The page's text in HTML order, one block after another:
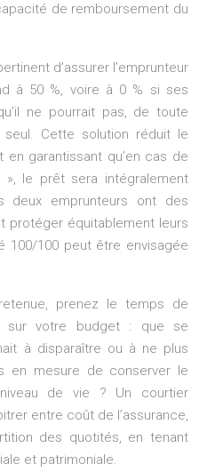
de remboursement du
d’assurer l’emprunteur
à 50 %, voire à 0 % si ses
ne pourrait pas, de toute
seul. Cette solution réduit le
en garantissant qu’en cas de
le prêt sera intégralement
deux emprunteurs ont des
protéger équitablement leurs
100/100 peut être envisagée
prenez le temps de
sur votre budget : que se
à disparaître ou à ne plus
en mesure de conserver le
de vie ? Un courtier
entre coût de l’assurance,
des quotités, en tenant
et patrimoniale.